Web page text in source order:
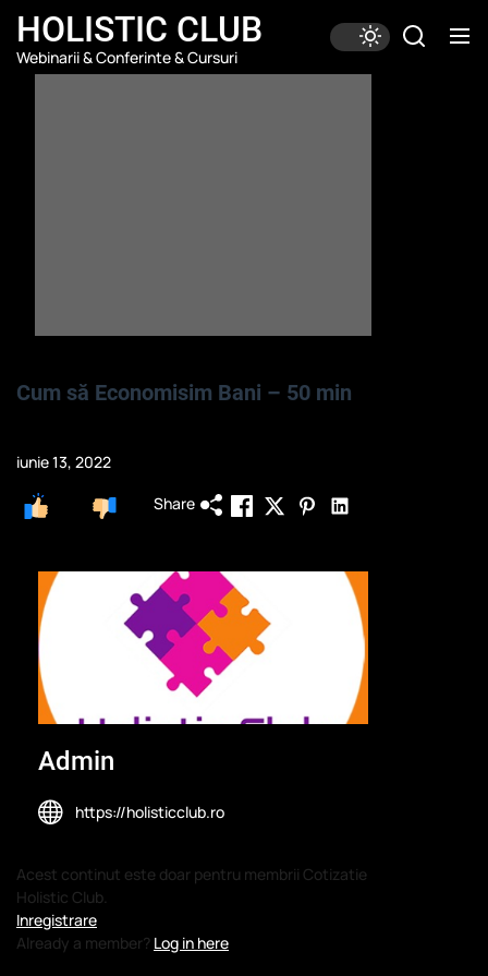
Skip
the
HOLISTIC CLUB
Webinarii & Conferinte & Cursuri
Cum să Economisim Bani – 50 min
iunie 13, 2022
Share
Admin
https://holisticclub.ro
Acest continut este doar pentru membrii Cotizatie
Holistic Club.
Inregistrare
Already a member? Log in here